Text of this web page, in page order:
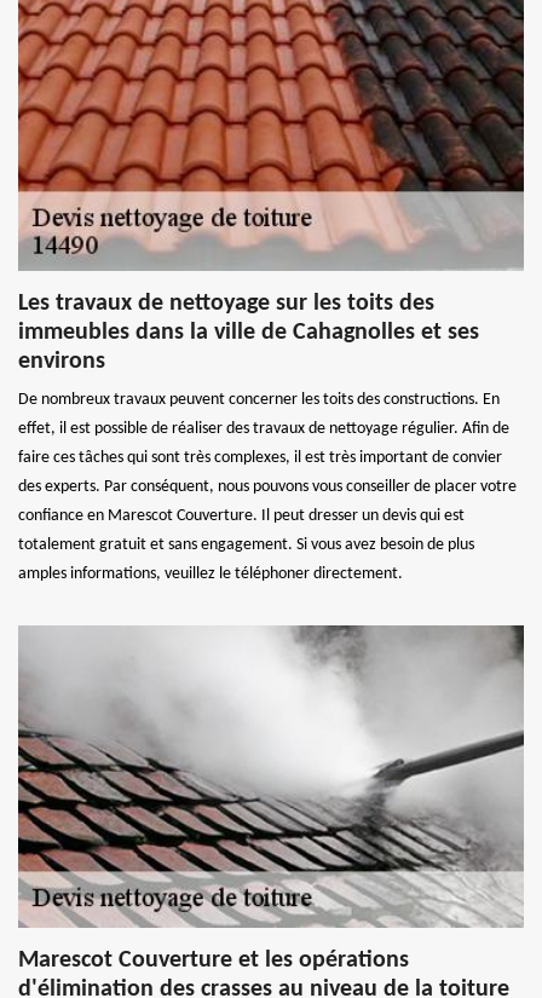
Les travaux de nettoyage sur les toits des
immeubles dans la ville de Cahagnolles et ses
environs
De nombreux travaux peuvent concerner les toits des constructions. En
effet, il est possible de réaliser des travaux de nettoyage régulier. Afin de
faire ces tâches qui sont très complexes, il est très important de convier
des experts. Par conséquent, nous pouvons vous conseiller de placer votre
confiance en Marescot Couverture. Il peut dresser un devis qui est
totalement gratuit et sans engagement. Si vous avez besoin de plus
amples informations, veuillez le téléphoner directement.
Marescot Couverture et les opérations
d'élimination des crasses au niveau de la toiture